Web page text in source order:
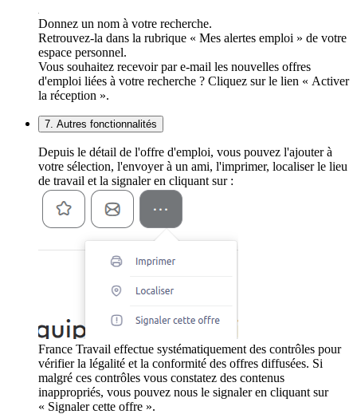
Donnez un nom à votre recherche.
Retrouvez-la dans la rubrique « Mes alertes emploi » de votre
espace personnel.
Vous souhaitez recevoir par e-mail les nouvelles offres
d'emploi liées à votre recherche ? Cliquez sur le lien « Activer
la réception ».
7. Autres fonctionnalités
Depuis le détail de l'offre d'emploi, vous pouvez l'ajouter à
votre sélection, l'envoyer à un ami, l'imprimer, localiser le lieu
de travail et la signaler en cliquant sur :
France Travail effectue systématiquement des contrôles pour
vérifier la légalité et la conformité des offres diffusées. Si
malgré ces contrôles vous constatez des contenus
inappropriés, vous pouvez nous le signaler en cliquant sur
« Signaler cette offre ».